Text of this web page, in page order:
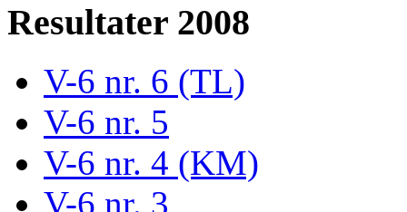
Resultater 2008
V-6 nr. 6 (TL)
V-6 nr. 5
V-6 nr. 4 (KM)
V-6 nr. 3